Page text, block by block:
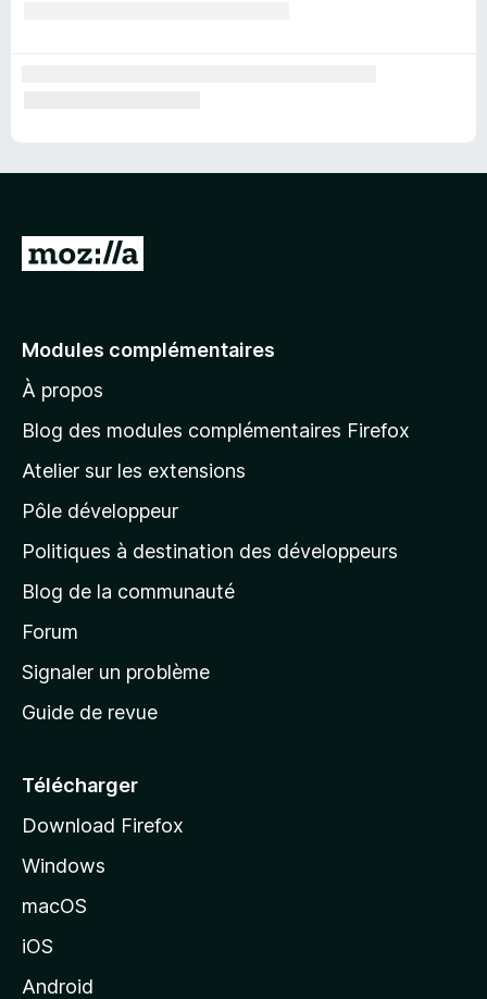
A
e
à
l
p
a
g
d
a
c
e
l
d
o
z
Modules complémentaires
À propos
Blog des modules complémentaires Firefox
Atelier sur les extensions
Pôle développeur
Politiques à destination des développeurs
Blog de la communauté
Forum
Signaler un problème
Guide de revue
Télécharger
Download Firefox
Windows
macOS
iOS
Android